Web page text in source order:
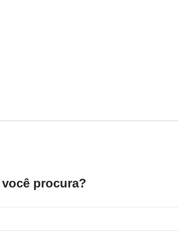
procura?